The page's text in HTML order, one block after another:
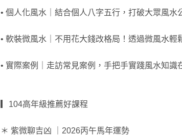
• 個人化風水｜結合個人八字五行，打破大眾風水
• 軟裝微風水｜不用花大錢改格局！透過微風水輕
• 實際案例｜走訪常見案例，手把手實踐風水知識
▎104高年級推薦好課程
＊ 紫微聊吉凶 ｜2026丙午馬年運勢